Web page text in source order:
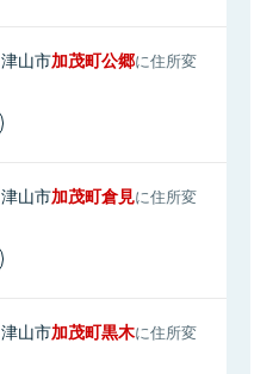
津山市加茂町公郷に住所変
津山市加茂町倉見に住所変
津山市加茂町黒木に住所変